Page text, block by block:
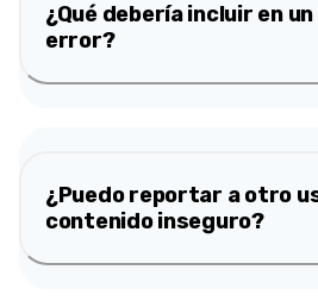
¿Qué debería incluir en
error?
¿Puedo reportar a otro
contenido inseguro?